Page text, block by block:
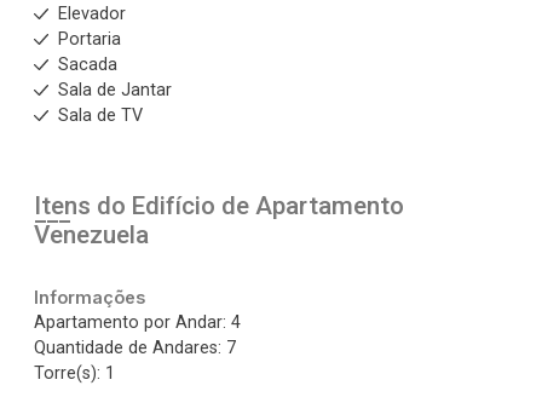
Elevador
Portaria
Sacada
Sala de Jantar
Sala de TV
Itens do Edifício de Apartamento
Venezuela
Informações
Apartamento por Andar: 4
Quantidade de Andares: 7
Torre(s): 1